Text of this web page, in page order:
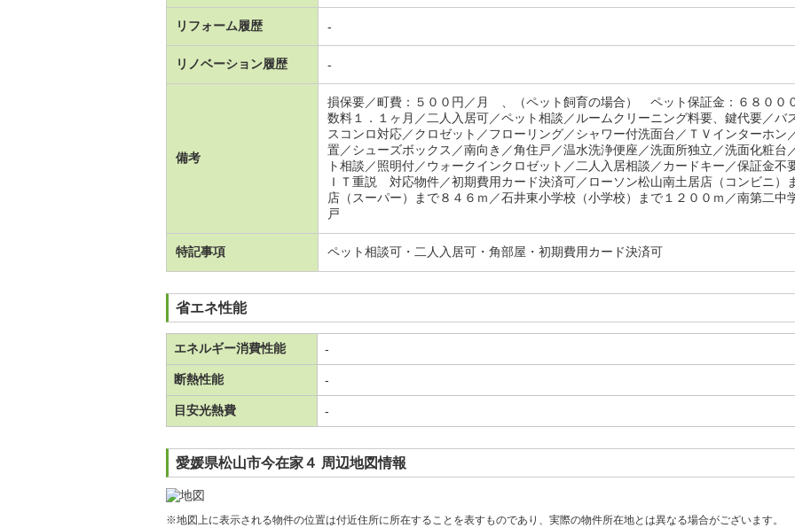
リフォーム履歴 -
リノベーション履歴 -
備考
損保要／町費：５００円／月 、（ペット飼育の場合） ペット保証金：６８００
数料１．１ヶ月／二人入居可／ペット相談／ルームクリーニング料要、鍵代要／バ
スコンロ対応／クロゼット／フローリング／シャワー付洗面台／ＴＶインターホン
置／シューズボックス／南向き／角住戸／温水洗浄便座／洗面所独立／洗面化粧台
ト相談／照明付／ウォークインクロゼット／二人入居相談／カードキー／保証金不
ＩＴ重説 対応物件／初期費用カード決済可／ローソン松山南土居店（コンビニ
店（スーパー）まで８４６ｍ／石井東小学校（小学校）まで１２００ｍ／南第二中
戸
特記事項 ペット相談可・二人入居可・角部屋・初期費用カード決済可
省エネ性能
エネルギー消費性能 -
断熱性能 -
目安光熱費 -
愛媛県松山市今在家４ 周辺地図情報
※地図上に表示される物件の位置は付近住所に所在することを表すものであり、実際の物件所在地とは異なる場合がございます。